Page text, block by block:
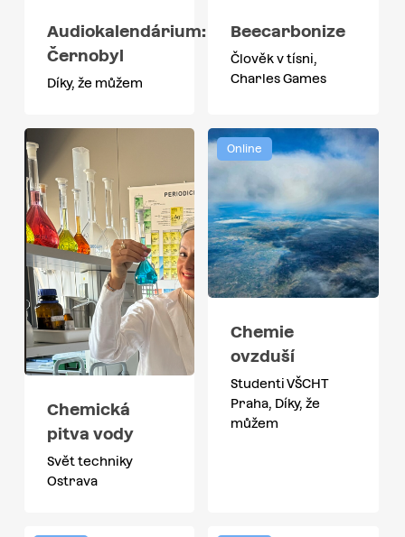
Audiokalendárium:
Černobyl
Díky, že můžem
Beecarbonize
Člověk v tísni,
Charles Games
Chemická
pitva vody
Svět techniky
Ostrava
Online
Chemie
ovzduší
Studenti VŠCHT
Praha, Díky, že
můžem